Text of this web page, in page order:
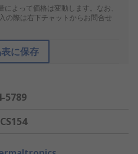
よって価格は変動します。なお、
の際は右下チャットからお問合せ
に保存
5789